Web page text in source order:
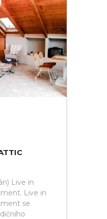
Live in
Live in
se